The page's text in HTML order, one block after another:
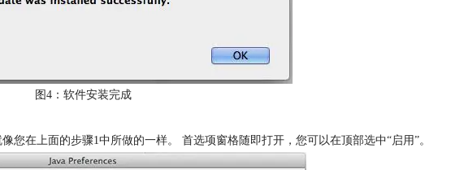
图4：软件安装完成
您在上面的步骤1中所做的一样。 首选项窗格随即打开，您可以在顶部选中“启用”。